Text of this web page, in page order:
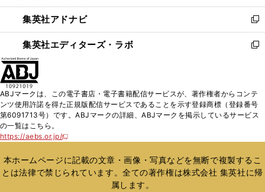
開
く
ウ
で
開
く
ン
ド
ウ
で
ウ
ィ
ン
ド
く
集英社アドナビ
新
し
い
ド
ウ
で
集英社エディターズ・ラボ
新
ィ
ン
ド
開
く
ABJマークは、この電子書店・電子書籍配信サービスが、著作権者からコンテ
ンツ使用許諾を得た正規版配信サービスであることを示す登録商標（登録番号
第6091713号）です。ABJマークの詳細、ABJマークを掲示しているサービス
の一覧はこちら。
https://aebs.or.jp/
新
い
ウ
ィ
本ホームページに記載の文章・画像・写真などを無断で複製するこ
とは法律で禁じられています。全ての著作権は株式会社 集英社に帰
属します。